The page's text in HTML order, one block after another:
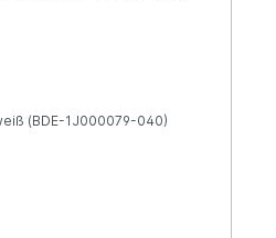
(BDE-1J000079-040)